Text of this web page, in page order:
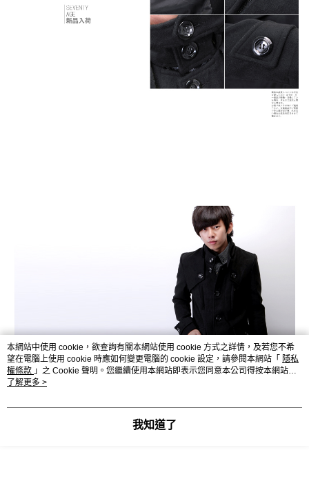
本網站中使用 cookie，欲查詢有關本網站使用 cookie 方式之詳情，及若您不希
望在電腦上使用 cookie 時應如何變更電腦的 cookie 設定，請參閱本網站「 隱私
權條款 」之 Cookie 聲明。您繼續使用本網站即表示您同意本公司得按本網站使
用條款之 Cookie 聲明使用 cookie。
了解更多 >
我知道了